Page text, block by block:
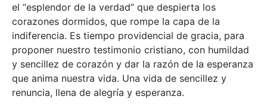
el “esplendor de la verdad” que despierta los
corazones dormidos, que rompe la capa de la
indiferencia. Es tiempo providencial de gracia, para
proponer nuestro testimonio cristiano, con humildad
y sencillez de corazón y dar la razón de la esperanza
que anima nuestra vida. Una vida de sencillez y
renuncia, llena de alegría y esperanza.